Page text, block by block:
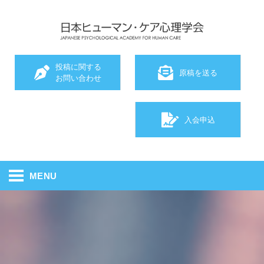
原稿を送る
投稿に関する
お問い合わせ
入会申込
MENU